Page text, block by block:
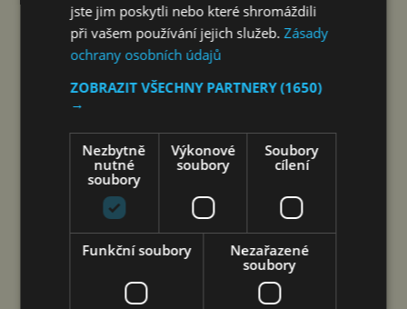
Podvodníci využívají přirozené fungování lidského
mozku při akutním stresu. Nejprve vyvolají pocit
ohrožení nebo hrozící ztráty a tím spustí silnou
emoční a stresovou reakci.
jste jim poskytli nebo které shromáždili
při vašem používání jejich služeb.Zásady
ochrany osobních údajů
ZOBRAZIT VŠECHNY PARTNERY(1650)
→
Nezbytně
nutné
soubory
Výkonové
soubory
Soubory
cílení
Funkční soubory
Nezařazené
soubory